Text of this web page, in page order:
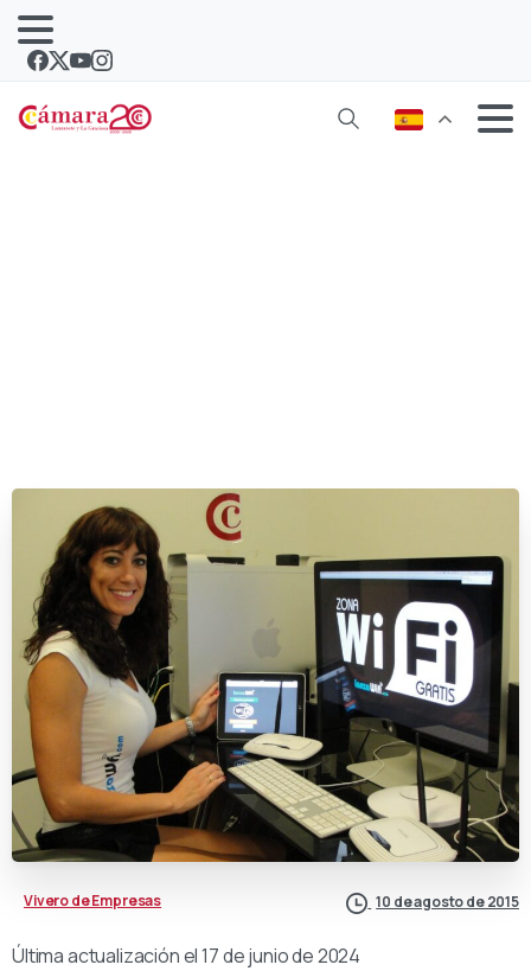
Vivero de Empresas 10 de agosto de 2015
Última actualización el 17 de junio de 2024